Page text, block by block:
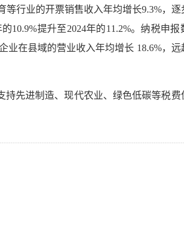
等行业的开票销售收入年均增长9.3%，
提升至2024年的11.2%。纳税申报
业在县域的营业收入年均增长 18.6%，远
先进制造、现代农业、绿色低碳等税费